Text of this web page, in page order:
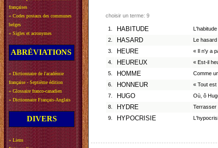
françaises
» Codes postaux des communes
belges
» Sigles et acronymes
ABRÉVIATIONS
» Dictionnaire de l'académie
française - Septième édition
» Glossaire franco-canadien
» Dictionnaire Français-Anglais
DIVERS
» Liens
choisir un terme: 9
1. HABITUDE
2.
HASARD
Le
3.
HEURE
« Il n'y a
4.
HEUREUX
« Est-il
5.
HOMME
Comme
6.
HONNEUR
« Tout est
7.
HUGO
Où, ô
8.
HYDRE
Terrasser
9.
HYPOCRISIE